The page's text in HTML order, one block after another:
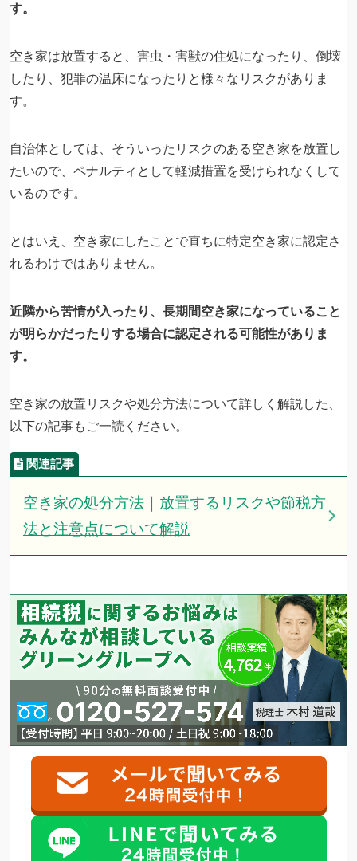
す。
空き家は放置すると、害虫・害獣の住処になったり、倒壊
したり、犯罪の温床になったりと様々なリスクがありま
す。
自治体としては、そういったリスクのある空き家を放置し
たいので、ペナルティとして軽減措置を受けられなくして
いるのです。
とはいえ、空き家にしたことで直ちに特定空き家に認定さ
れるわけではありません。
近隣から苦情が入ったり、長期間空き家になっていること
が明らかだったりする場合に認定される可能性がありま
す。
空き家の放置リスクや処分方法について詳しく解説した、
以下の記事もご一読ください。
空き家の処分方法｜放置するリスクや節税方
法と注意点について解説